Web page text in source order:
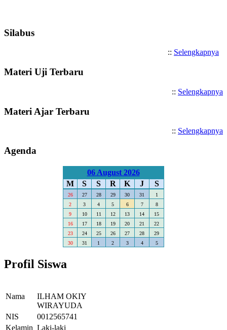
Silabus
:: Selengkapnya
Materi Uji Terbaru
:: Selengkapnya
Materi Ajar Terbaru
:: Selengkapnya
Agenda
06 August 2026
M
S S R K J S
26 27 28 29 30 31
1
2
3 4 5 6 7
8
9
10 11 12 13 14
15
16
17 18 19 20 21
22
23
24 25 26 27 28
29
30
31 1 2 3 4 5
Profil Siswa
Nama
ILHAM OKIY
WIRAYUDA
NIS
0012565741
Kelamin Laki-laki